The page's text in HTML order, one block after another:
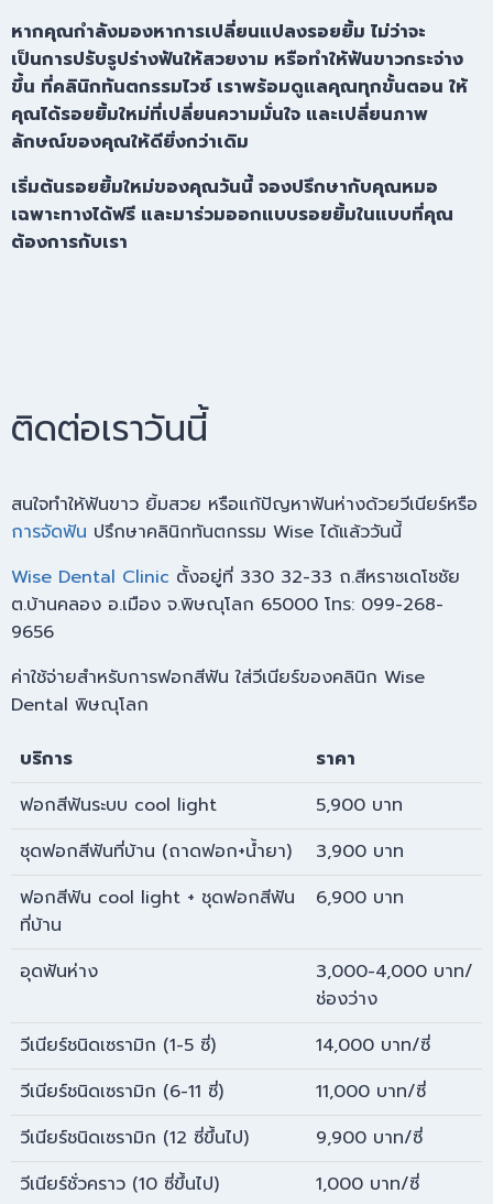
หากคุณกำลังมองหาการเปลี่ยนแปลงรอยยิ้ม ไม่ว่าจะ
เป็นการปรับรูปร่างฟันให้สวยงาม หรือทำให้ฟันขาวกระจ่าง
ขึ้น ที่คลินิกทันตกรรมไวซ์ เราพร้อมดูแลคุณทุกขั้นตอน ให้
คุณได้รอยยิ้มใหม่ที่เปลี่ยนความมั่นใจ และเปลี่ยนภาพ
ลักษณ์ของคุณให้ดียิ่งกว่าเดิม
เริ่มต้นรอยยิ้มใหม่ของคุณวันนี้ จองปรึกษากับคุณหมอ
เฉพาะทางได้ฟรี และมาร่วมออกแบบรอยยิ้มในแบบที่คุณ
ต้องการกับเรา
ติดต่อเราวันนี้
สนใจทำให้ฟันขาว ยิ้มสวย หรือแก้ปัญหาฟันห่างด้วยวีเนียร์หรือ
การจัดฟัน ปรึกษาคลินิกทันตกรรม Wise ได้แล้ววันนี้
Wise Dental Clinic ตั้งอยู่ที่ 330 32-33 ถ.สีหราชเดโชชัย
ต.บ้านคลอง อ.เมือง จ.พิษณุโลก 65000 โทร: 099-268-
9656
ค่าใช้จ่ายสำหรับการฟอกสีฟัน ใส่วีเนียร์ของคลินิก Wise
Dental พิษณุโลก
บริการ
ราคา
ฟอกสีฟันระบบ cool light
5,900 บาท
ชุดฟอกสีฟันที่บ้าน (ถาดฟอก+น้ำยา)
3,900 บาท
ฟอกสีฟัน cool light + ชุดฟอกสีฟัน
ที่บ้าน
6,900 บาท
อุดฟันห่าง
3,000-4,000 บาท/
ช่องว่าง
วีเนียร์ชนิดเซรามิก (1-5 ซี่)
14,000 บาท/ซี่
วีเนียร์ชนิดเซรามิก (6-11 ซี่)
11,000 บาท/ซี่
วีเนียร์ชนิดเซรามิก (12 ซี่ขึ้นไป)
9,900 บาท/ซี่
วีเนียร์ชั่วคราว (10 ซี่ขึ้นไป)
1,000 บาท/ซี่